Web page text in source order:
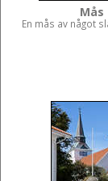
Mås
En mås av något